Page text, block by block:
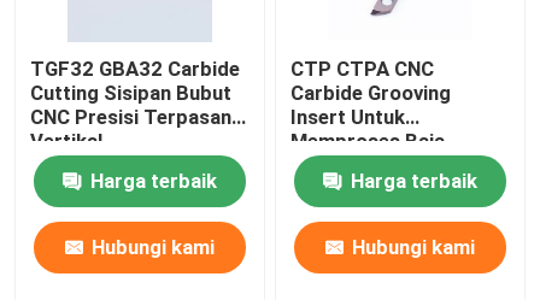
TGF32 GBA32 Carbide
Cutting Sisipan Bubut
CNC Presisi Terpasang
Vertikal
Harga terbaik
Hubungi kami
CTP CTPA CNC
Carbide Grooving
Insert Untuk
Memproses Baja
Bagian Kecil
Harga terbaik
Hubungi kami